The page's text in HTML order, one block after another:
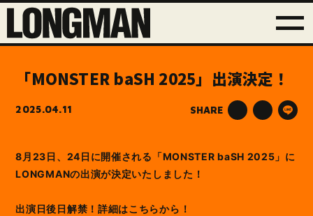
「MONSTER baSH 2025」出演決定！
2025.04.11 SHARE
8月23日、24日に開催される「MONSTER baSH 2025」に
LONGMANの出演が決定いたしました！
出演日後日解禁！詳細はこちらから！